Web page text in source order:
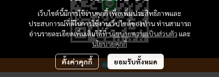
เว็บไซต์นี้มีการใช้งานคุกกี้ เพื่อเพิ่มประสิทธิภาพและ
ประสบการณ์ที่ดีในการใช้งานเว็บไซต์ของท่าน ท่านสามารถ
อ่านรายละเอียดเพิ่มเติมได้ที่นโยบายความเป็นส่วนตัว และ
นโยบายคุกกี้
ตั้งค่าคุกกี้ ยอมรับทั้งหมด
Powered By MakeWebEasy